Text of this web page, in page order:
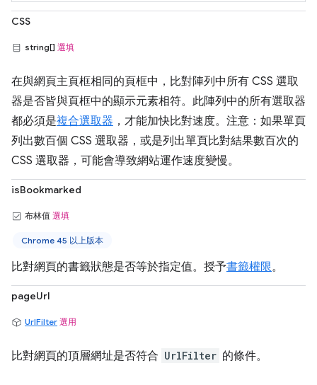
CSS
string[] 選填
在與網頁主頁框相同的頁框中，比對陣列中所有 CSS 選取
器是否皆與頁框中的顯示元素相符。此陣列中的所有選取器
都必須是複合選取器 ，才能加快比對速度。注意：如果單頁
列出數百個 CSS 選取器，或是列出單頁比對結果數百次的
CSS 選取器，可能會導致網站運作速度變慢。
isBookmarked
布林值 選填
Chrome 45 以上版本
比對網頁的書籤狀態是否等於指定值。授予書籤權限。
pageUrl
UrlFilter 選用
比對網頁的頂層網址是否符合 UrlFilter 的條件。